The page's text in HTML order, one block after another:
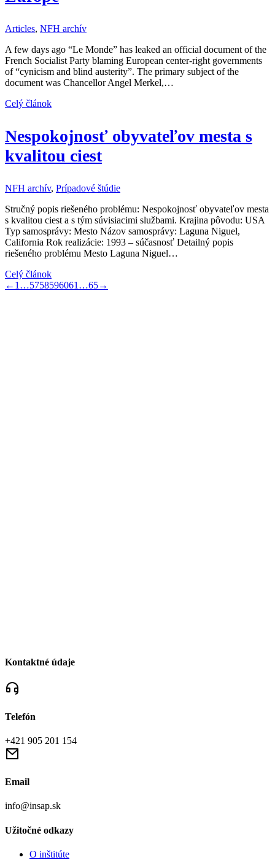
Articles, NFH archív
A few days ago “Le Monde” has leaked an official document of the
French Socialist Party blaming European center-right governments
of “cynicism and blind austerity”. The primary subject of the
document was Chancellor Angel Merkel,…
Celý článok
Nespokojnosť obyvateľov mesta s
kvalitou ciest
NFH archív, Prípadové štúdie
Stručný popis riešeného problému: Nespokojnosť obyvateľov mesta
s kvalitou ciest a s tým súvisiacimi službami. Krajina pôvodu: USA
Typ samosprávy: Mesto Názov samosprávy: Laguna Niguel,
California Rok realizácie: 1993 – súčasnosť Detailný popis
riešeného problému Mesto Laguna Niguel…
Celý článok
← 1 …5758596061 …65→
Kontaktné údaje
Telefón
+421 905 201 154
Email
info@insap.sk
Užitočné odkazy
O inštitúte